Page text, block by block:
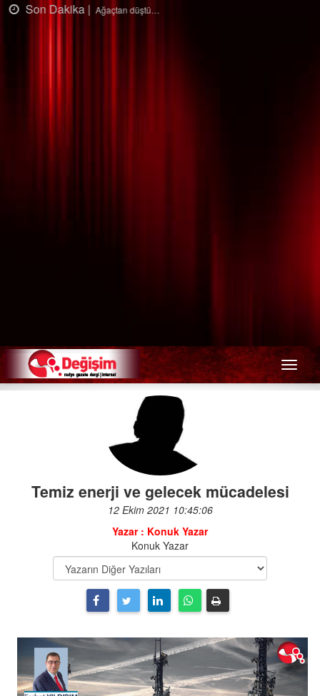
Son Dakika | Ağaçtan düştü…
Menü
Temiz enerji ve gelecek mücadelesi
12 Ekim 2021 10:45:06
Yazar : Konuk Yazar
Konuk Yazar